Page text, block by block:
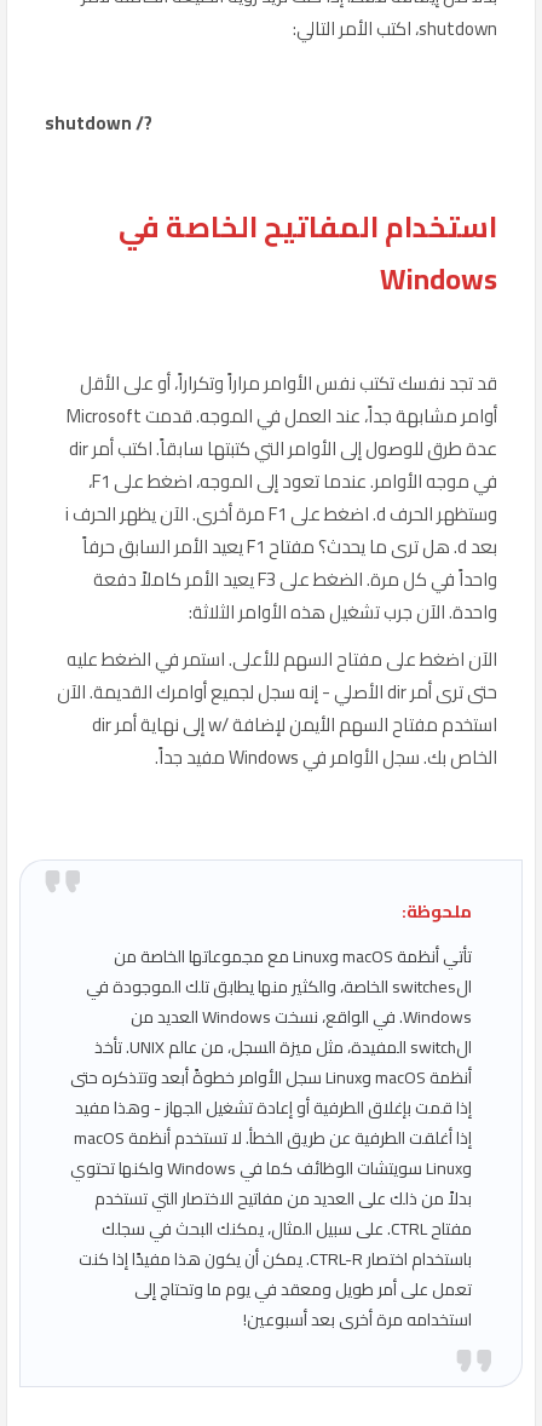
shutdown، اكتب الأمر التالي:
shutdown /?
استخدام المفاتيح الخاصة في
Windows
قد تجد نفسك تكتب نفس الأوامر مراراً وتكراراً، أو على الأقل
أوامر مشابهة جداً، عند العمل في الموجه. قدمت Microsoft
عدة طرق للوصول إلى الأوامر التي كتبتها سابقاً. اكتب أمر dir
في موجه الأوامر. عندما تعود إلى الموجه، اضغط على F1،
وستظهر الحرف d. اضغط على F1 مرة أخرى. الآن يظهر الحرف i
بعد d. هل ترى ما يحدث؟ مفتاح F1 يعيد الأمر السابق حرفاً
واحداً في كل مرة. الضغط على F3 يعيد الأمر كاملاً دفعة
واحدة. الآن جرب تشغيل هذه الأوامر الثلاثة:
الآن اضغط على مفتاح السهم للأعلى. استمر في الضغط عليه
حتى ترى أمر dir الأصلي - إنه سجل لجميع أوامرك القديمة. الآن
استخدم مفتاح السهم الأيمن لإضافة /w إلى نهاية أمر dir
الخاص بك. سجل الأوامر في Windows مفيد جداً.
ملحوظة:
تأتي أنظمة macOS وLinux مع مجموعاتها الخاصة من
الswitches الخاصة، والكثير منها يطابق تلك الموجودة في
Windows. في الواقع، نسخت Windows العديد من
الswitch المفيدة، مثل ميزة السجل، من عالم UNIX. تأخذ
أنظمة macOS وLinux سجل الأوامر خطوةً أبعد وتتذكره حتى
إذا قمت بإغلاق الطرفية أو إعادة تشغيل الجهاز - وهذا مفيد
إذا أغلقت الطرفية عن طريق الخطأ. لا تستخدم أنظمة macOS
وLinux سويتشات الوظائف كما في Windows ولكنها تحتوي
بدلاً من ذلك على العديد من مفاتيح الاختصار التي تستخدم
مفتاح CTRL. على سبيل المثال، يمكنك البحث في سجلك
باستخدام اختصار CTRL-R. يمكن أن يكون هذا مفيدًا إذا كنت
تعمل على أمر طويل ومعقد في يوم ما وتحتاج إلى
استخدامه مرة أخرى بعد أسبوعين!